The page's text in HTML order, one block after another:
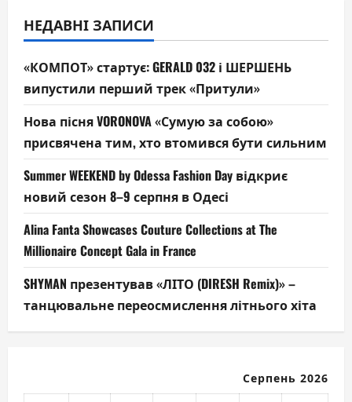
НЕДАВНІ ЗАПИСИ
«КОМПОТ» стартує: GERALD 032 і ШЕРШЕНЬ
випустили перший трек «Притули»
Нова пісня VORONOVA «Сумую за собою»
присвячена тим, хто втомився бути сильним
Summer WEEKEND by Odessa Fashion Day відкриє
новий сезон 8–9 серпня в Одесі
Alina Fanta Showcases Couture Collections at The
Millionaire Concept Gala in France
SHYMAN презентував «ЛІТО (DIRESH Remix)» –
танцювальне переосмислення літнього хіта
Серпень 2026